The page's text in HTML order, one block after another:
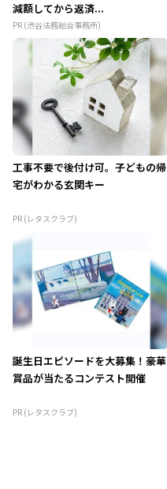
減額してから返済...
PR (渋谷法務総合事務所)
工事不要で後付け可。子どもの帰
宅がわかる玄関キー
PR (レタスクラブ)
誕生日エピソードを大募集！豪華
賞品が当たるコンテスト開催
PR (レタスクラブ)